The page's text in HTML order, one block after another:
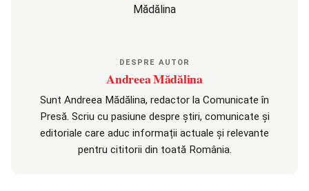
DESPRE AUTOR
Andreea Mădălina
Sunt Andreea Mădălina, redactor la Comunicate în
Presă. Scriu cu pasiune despre știri, comunicate și
editoriale care aduc informații actuale și relevante
pentru cititorii din toată România.